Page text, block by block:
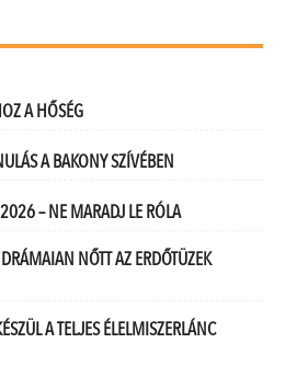
A HŐSÉG
A BAKONY SZÍVÉBEN
– NE MARADJ LE RÓLA
NŐTT AZ ERDŐTÜZEK
A TELJES ÉLELMISZERLÁNC